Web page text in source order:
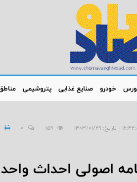
خودرو صنایع غذایی پتروشیمی
0
اصولی احداث